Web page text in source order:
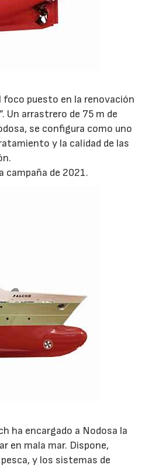
foco puesto en la renovación
Un arrastrero de 75 m de
se configura como uno
y la calidad de las
campaña de 2021.
ha encargado a Nodosa la
en mala mar. Dispone,
y los sistemas de